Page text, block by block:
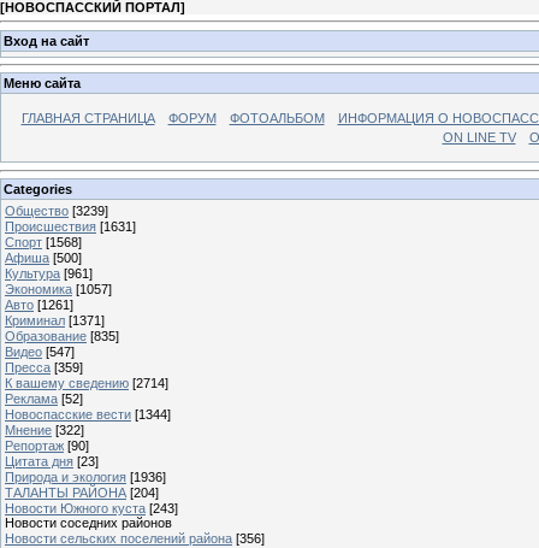
[НОВОСПАССКИЙ ПОРТАЛ]
Вход на сайт
Меню сайта
ГЛАВНАЯ СТРАНИЦА ФОРУМ ФОТОАЛЬБОМ
ИНФОРМАЦИЯ О
ON LINE TV
Categories
Общество [3239]
Происшествия [1631]
Спорт [1568]
Афиша [500]
Культура [961]
Экономика [1057]
Авто [1261]
Криминал [1371]
Образование [835]
Видео [547]
Пресса [359]
К вашему сведению [2714]
Реклама [52]
Новоспасские вести [1344]
Мнение [322]
Репортаж [90]
Цитата дня [23]
Природа и экология [1936]
ТАЛАНТЫ РАЙОНА [204]
Новости Южного куста [243]
Новости соседних районов
Новости сельских поселений района [356]